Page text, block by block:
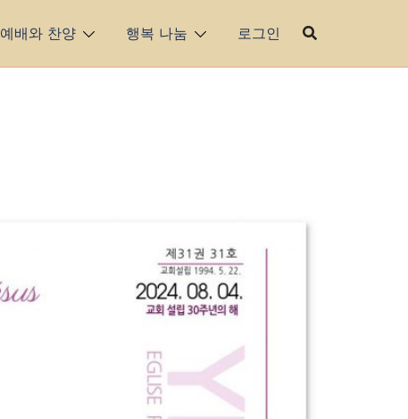
예배와 찬양 행복 나눔 로그인